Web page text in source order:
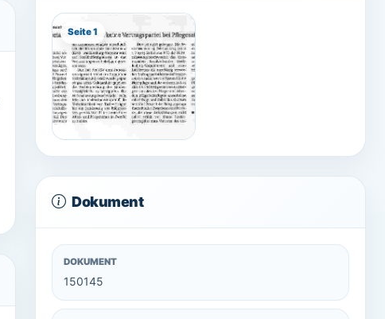
Seite 1
Dokument
DOKUMENT
150145